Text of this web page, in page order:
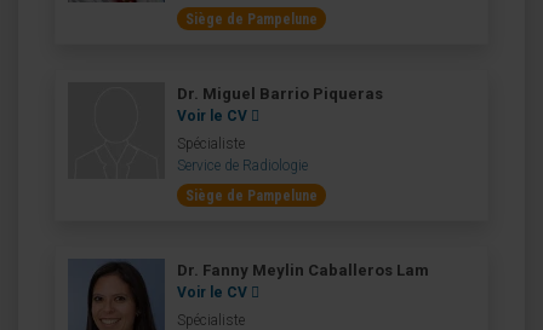
Siège de Pampelune
Dr. Miguel Barrio Piqueras
Voir le CV
Spécialiste
Service de Radiologie
Siège de Pampelune
Dr. Fanny Meylin Caballeros Lam
Voir le CV
Spécialiste